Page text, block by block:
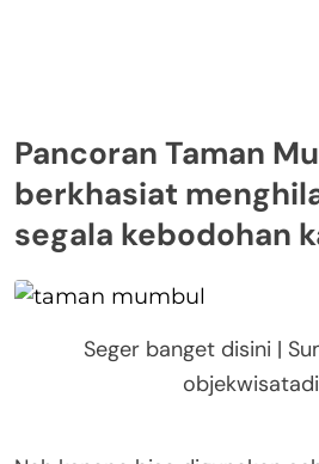
Pancoran Taman
berkhasiat
segala kebodohan
Seger banget disini |